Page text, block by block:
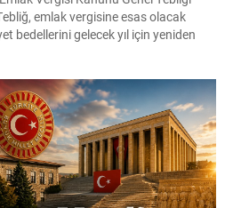
emlak vergisine esas olacak
bedellerini gelecek yıl için yeniden
azami sınırları...